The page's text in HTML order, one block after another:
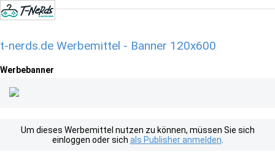
t-nerds.de Werbemittel - Banner 120x600
Werbebanner
Um dieses Werbemittel nutzen zu können, müssen Sie sich
einloggen oder sich als Publisher anmelden